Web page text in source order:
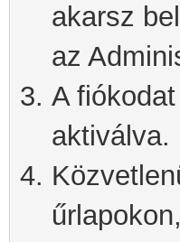
akarsz
az
A
aktiválva.